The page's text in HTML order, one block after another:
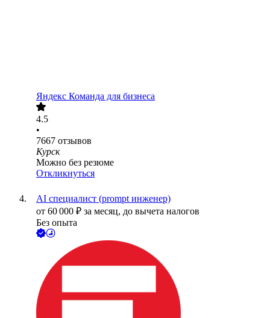
Яндекс Команда для бизнеса
4.5
•
7667 отзывов
Курск
Можно без резюме
Откликнуться
AI специалист (prompt инженер)
от 60 000 ₽ за месяц, до вычета налогов
Без опыта